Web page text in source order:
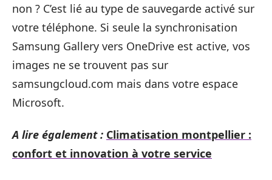
non ? C’est lié au type de sauvegarde activé sur
votre téléphone. Si seule la synchronisation
Samsung Gallery vers OneDrive est active, vos
images ne se trouvent pas sur
samsungcloud.com mais dans votre espace
Microsoft.
A lire également : Climatisation montpellier :
confort et innovation à votre service